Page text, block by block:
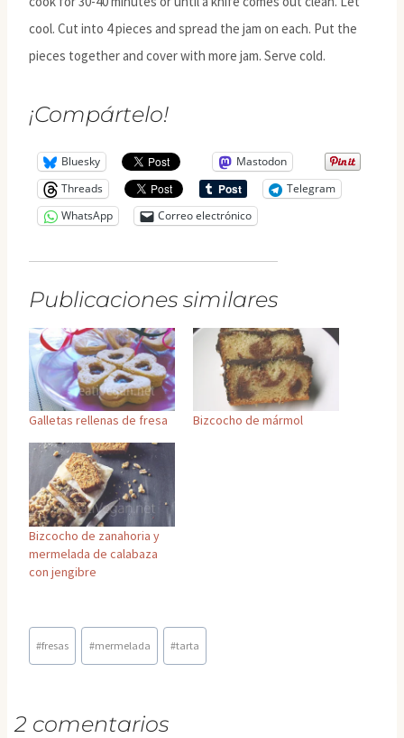
cool. Cut into 4 pieces and spread the jam on each. Put the
pieces together and cover with more jam. Serve cold.
¡Compártelo!
Bluesky
Mastodon
Threads
Telegram
WhatsApp
Correo electrónico
Publicaciones similares
Galletas rellenas de fresa Bizcocho de mármol
Bizcocho de zanahoria y
mermelada de calabaza
con jengibre
Etiquetas
de
#fresas #mermelada #tarta
2 comentarios